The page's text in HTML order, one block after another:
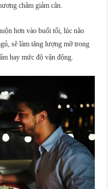
châm giảm cân.
hơn vào buổi tối, lúc não
sẽ làm tăng lượng mỡ trong
hay mức độ vận động.